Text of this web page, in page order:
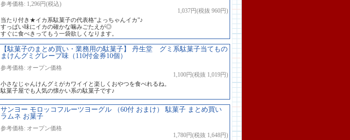
参考価格: 1,296円(税込)
1,037円(税抜 960円)
当たり付き★イカ系駄菓子の代表格“よっちゃんイカ”♪
すっぱい味にイカの確かな噛みごたえが◎
すぐに食べきってもう一袋欲しくなります。
【駄菓子のまとめ買い・業務用の駄菓子】 丹生堂 グミ系駄菓子当てもの
まけんグミグレープ味（110付金券10個）
参考価格: オープン価格
1,100円(税抜 1,019円)
小さなじゃんけんグミがカワイイと楽しくおやつを食べれるね。
駄菓子屋でも人気の懐かい系の駄菓子です♪
サンヨー モロッコフルーツヨーグル （60付 おまけ） 駄菓子 まとめ買い
ラムネ お菓子
参考価格: オープン価格
1,780円(税抜 1,648円)